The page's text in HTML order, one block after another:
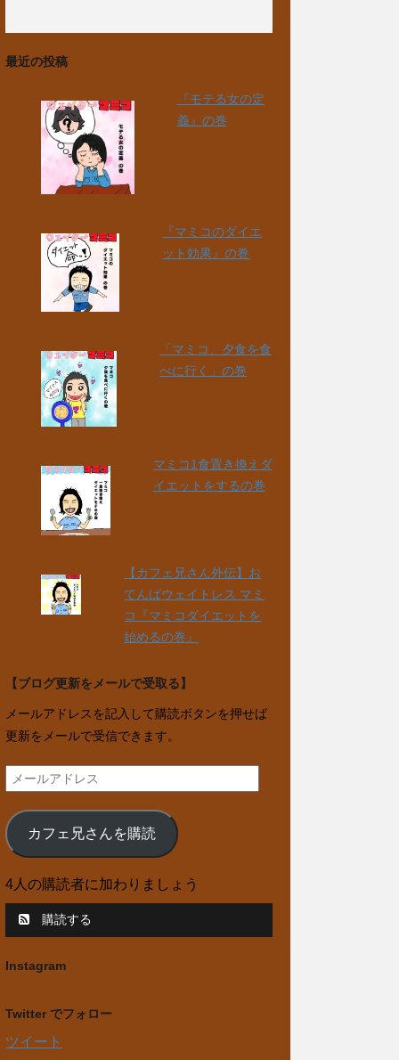
最近の投稿
『モテる女の定
義』の巻
『マミコのダイエ
ット効果』の巻
「マミコ、夕食を食
べに行く」の巻
マミコ1食置き換えダ
イエットをするの巻
【カフェ兄さん外伝】お
てんばウェイトレス マミ
コ『マミコダイエットを
始めるの巻』
【ブログ更新をメールで受取る】
メールアドレスを記入して購読ボタンを押せば
更新をメールで受信できます。
メ
ー
ル
ア
レ
ス
カフェ兄さんを購読
4人の購読者に加わりましょう
購読する
Instagram
Twitter でフォロー
ツイート